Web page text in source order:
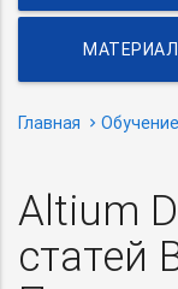
Главная Обучение
Altium
статей